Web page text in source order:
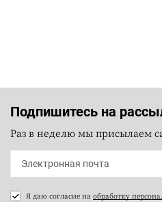
Подпишитесь на
Раз в неделю мы присылаем
Я даю согласие на обработку